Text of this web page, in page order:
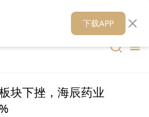
财华媒体矩阵 财华智库
块下挫，海辰药业
下载APP